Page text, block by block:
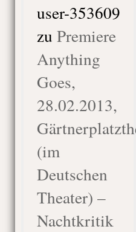
user-353609
zu Premiere
Anything
Goes,
28.02.2013,
(im
Deutschen
Theater) –
Nachtkritik